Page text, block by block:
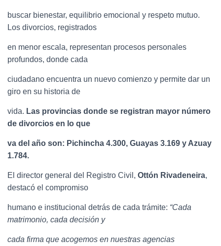
buscar bienestar, equilibrio emocional y respeto mutuo.
Los divorcios, registrados
en menor escala, representan procesos personales
profundos, donde cada
ciudadano encuentra un nuevo comienzo y permite dar un
giro en su historia de
vida. Las provincias donde se registran mayor número
de divorcios en lo que
va del año son: Pichincha 4.300, Guayas 3.169 y Azuay
1.784.
El director general del Registro Civil, Ottón Rivadeneira,
destacó el compromiso
humano e institucional detrás de cada trámite: “Cada
matrimonio, cada decisión y
cada firma que acogemos en nuestras agencias